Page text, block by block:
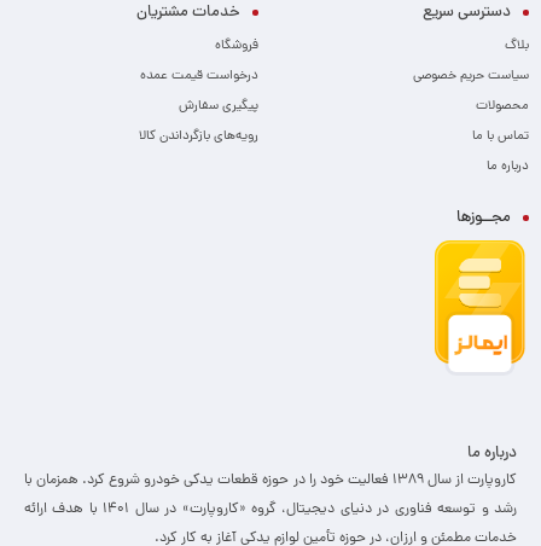
دسترسی سریع
بلاگ
سیاست حریم خصوصی
محصولات
تماس با ما
درباره ما
خدمات مشتریان
فروشگاه
درخواست قیمت عمده
پیگیری سفارش
رویه‌های بازگرداندن کالا
مجــوزها
درباره ما
کاروپارت از سال ۱۳۸۹ فعالیت خود را در حوزه قطعات یدکی خودرو شروع کرد. همزمان با
رشد و توسعه فناوری در دنیای دیجیتال، گروه «کاروپارت» در سال ۱۴۰۱ با هدف ارائه
خدمات مطمئن و ارزان، ­در حوزه تأمین لوازم یدکی آغاز به کار کرد.